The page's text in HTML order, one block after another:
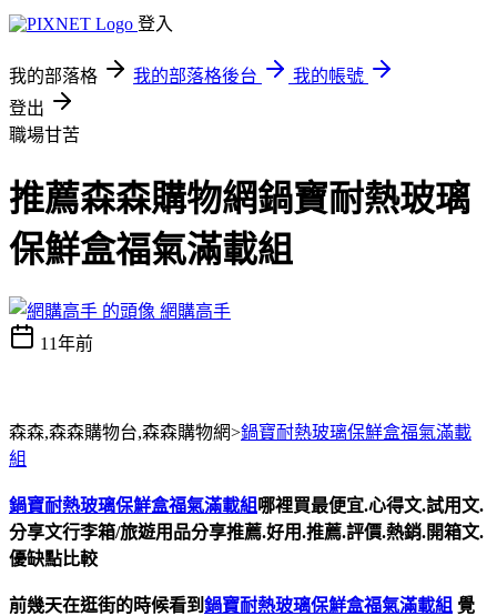
登入
我的部落格 我的部落格後台
我的帳號
登出
職場甘苦
推薦森森購物網鍋寶耐熱玻璃
保鮮盒福氣滿載組
網購高手
11年前
森森,森森購物台,森森購物網>鍋寶耐熱玻璃保鮮盒福氣滿載
組
鍋寶耐熱玻璃保鮮盒福氣滿載組哪裡買最便宜.心得文.試用文.
分享文行李箱/旅遊用品分享推薦.好用.推薦.評價.熱銷.開箱文.
優缺點比較
前幾天在逛街的時候看到 鍋寶耐熱玻璃保鮮盒福氣滿載組 覺